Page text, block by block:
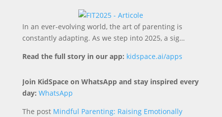
In an ever-evolving world, the art of parenting is
constantly adapting. As we step into 2025, a sig…
Read the full story in our app: kidspace.ai/apps
Join KidSpace on WhatsApp and stay inspired every
day: WhatsApp
The post Mindful Parenting: Raising Emotionally